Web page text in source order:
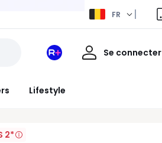
FR
Lifestyle
Mon
Redoute
Se connecter
Mon
2*